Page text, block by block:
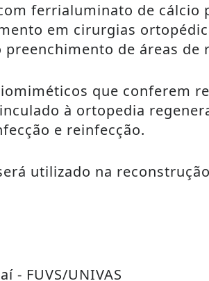
ferrialuminato de cálcio
em cirurgias
de áreas de
que conferem
à ortopedia
e reinfecção.
utilizado na
- FUVS/UNIVAS